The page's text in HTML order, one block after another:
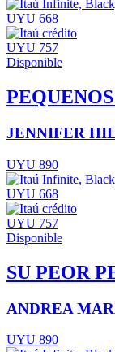
UYU 668
UYU 757
Disponible
JENNIFER
UYU 890
UYU 668
UYU 757
Disponible
SU PEOR
ANDREA
UYU 890